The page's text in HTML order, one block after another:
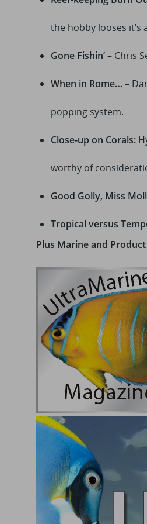
the hobby looses it’s
Gone Fishin’ – Chris
When in Rome… –
popping system.
Close-up on Corals:
worthy of
Good Golly, Miss
Tropical versus
Plus Marine and